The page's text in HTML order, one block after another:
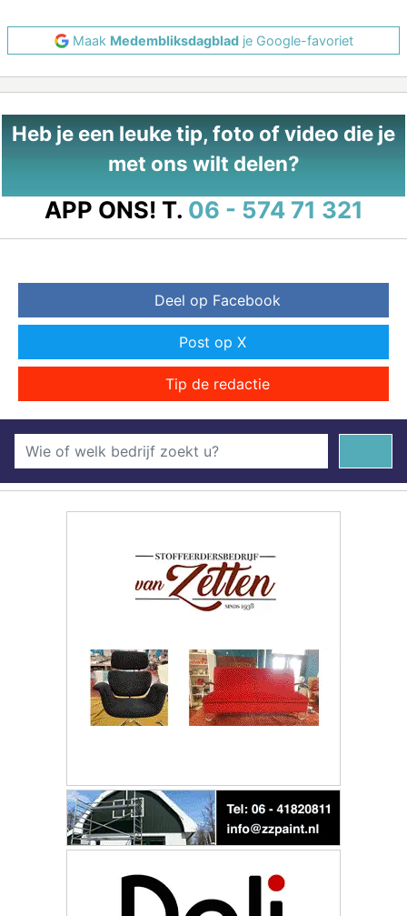
Maak Medembliksdagbladje Google-favoriet
Heb je een leuke tip, foto of video die je
met ons wilt delen?
APP ONS! T. 06 - 574 71 321
Deel op Facebook
Post op X
Tip de redactie